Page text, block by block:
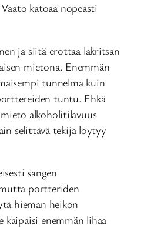
katoaa nopeasti
ja siitä erottaa lakritsan
mietona. Enemmän
tunnelma kuin
tuntu. Ehkä
alkoholitilavuus
selittävä tekijä löytyy
sangen
portteriden
hieman heikon
kaipaisi enemmän lihaa